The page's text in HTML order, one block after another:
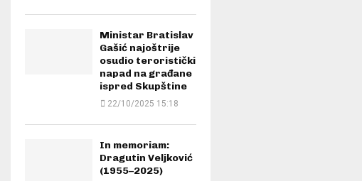
Ministar Bratislav
Gašić najoštrije
osudio teroristički
napad na građane
ispred Skupštine
22/10/2025 15:18
In memoriam:
Dragutin Veljković
(1955–2025)